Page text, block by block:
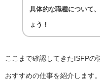
具体的な職種について
ょう！
ここまで確認してきたISFPの
おすすめの仕事を紹介します。